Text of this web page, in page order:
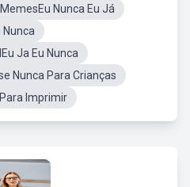
MemesEu Nunca Eu Já
Nunca
Ja Eu Nunca
Nunca Para Crianças
Imprimir